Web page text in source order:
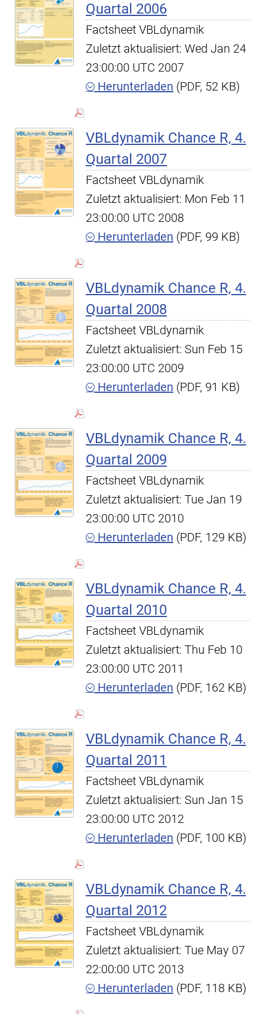
Quartal 2006
Factsheet VBLdynamik
Zuletzt aktualisiert: Wed Jan 24
23:00:00 UTC 2007
Herunterladen (PDF, 52 KB)
VBLdynamik Chance R, 4.
Quartal 2007
Factsheet VBLdynamik
Zuletzt aktualisiert: Mon Feb 11
23:00:00 UTC 2008
Herunterladen (PDF, 99 KB)
VBLdynamik Chance R, 4.
Quartal 2008
Factsheet VBLdynamik
Zuletzt aktualisiert: Sun Feb 15
23:00:00 UTC 2009
Herunterladen (PDF, 91 KB)
VBLdynamik Chance R, 4.
Quartal 2009
Factsheet VBLdynamik
Zuletzt aktualisiert: Tue Jan 19
23:00:00 UTC 2010
Herunterladen (PDF, 129 KB)
VBLdynamik Chance R, 4.
Quartal 2010
Factsheet VBLdynamik
Zuletzt aktualisiert: Thu Feb 10
23:00:00 UTC 2011
Herunterladen (PDF, 162 KB)
VBLdynamik Chance R, 4.
Quartal 2011
Factsheet VBLdynamik
Zuletzt aktualisiert: Sun Jan 15
23:00:00 UTC 2012
Herunterladen (PDF, 100 KB)
VBLdynamik Chance R, 4.
Quartal 2012
Factsheet VBLdynamik
Zuletzt aktualisiert: Tue May 07
22:00:00 UTC 2013
Herunterladen (PDF, 118 KB)